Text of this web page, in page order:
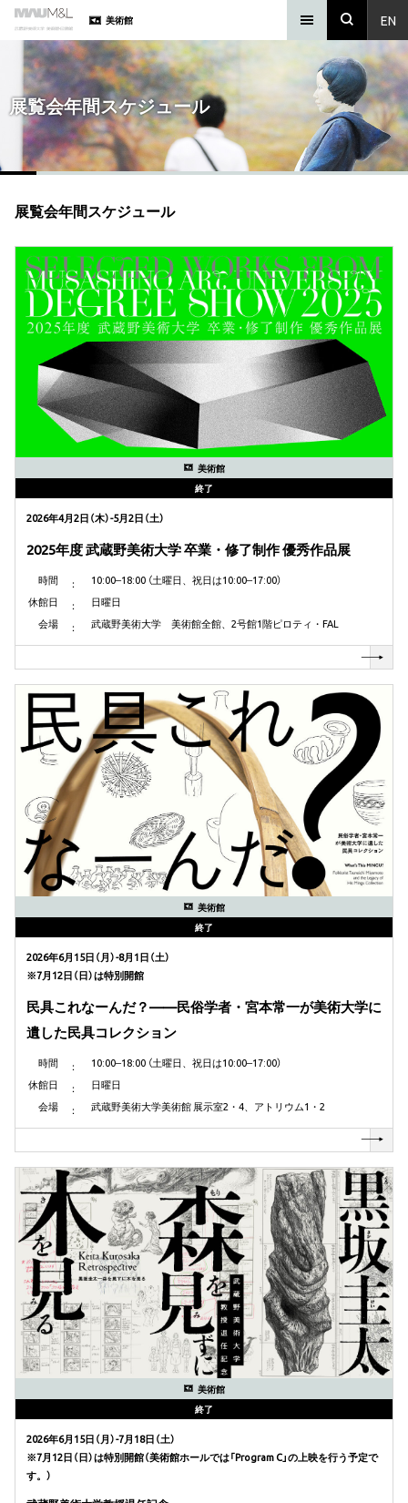
EN
美術館
展覧会年間スケジュール
展覧会年間スケジュール
美術館
終了
2026年4月2日（木）-5月2日（土）
2025年度 武蔵野美術大学 卒業・修了制作 優秀作品展
時間
10:00‒18:00 （土曜日、祝日は10:00‒17:00）
休館日
日曜日
会場
武蔵野美術大学 美術館全館、2号館1階ピロティ・FAL
美術館
終了
2026年6月15日（月）-8月1日（土）
※7月12日（日）は特別開館
民具これなーんだ？——民俗学者・宮本常一が美術大学に
遺した民具コレクション
時間
10:00‒18:00 （土曜日、祝日は10:00‒17:00）
休館日
日曜日
会場
武蔵野美術大学美術館 展示室2・4、アトリウム1・2
美術館
終了
2026年6月15日（月）-7月18日（土）
※7月12日（日）は特別開館（美術館ホールでは「Program C」の上映を行う予定で
す。）